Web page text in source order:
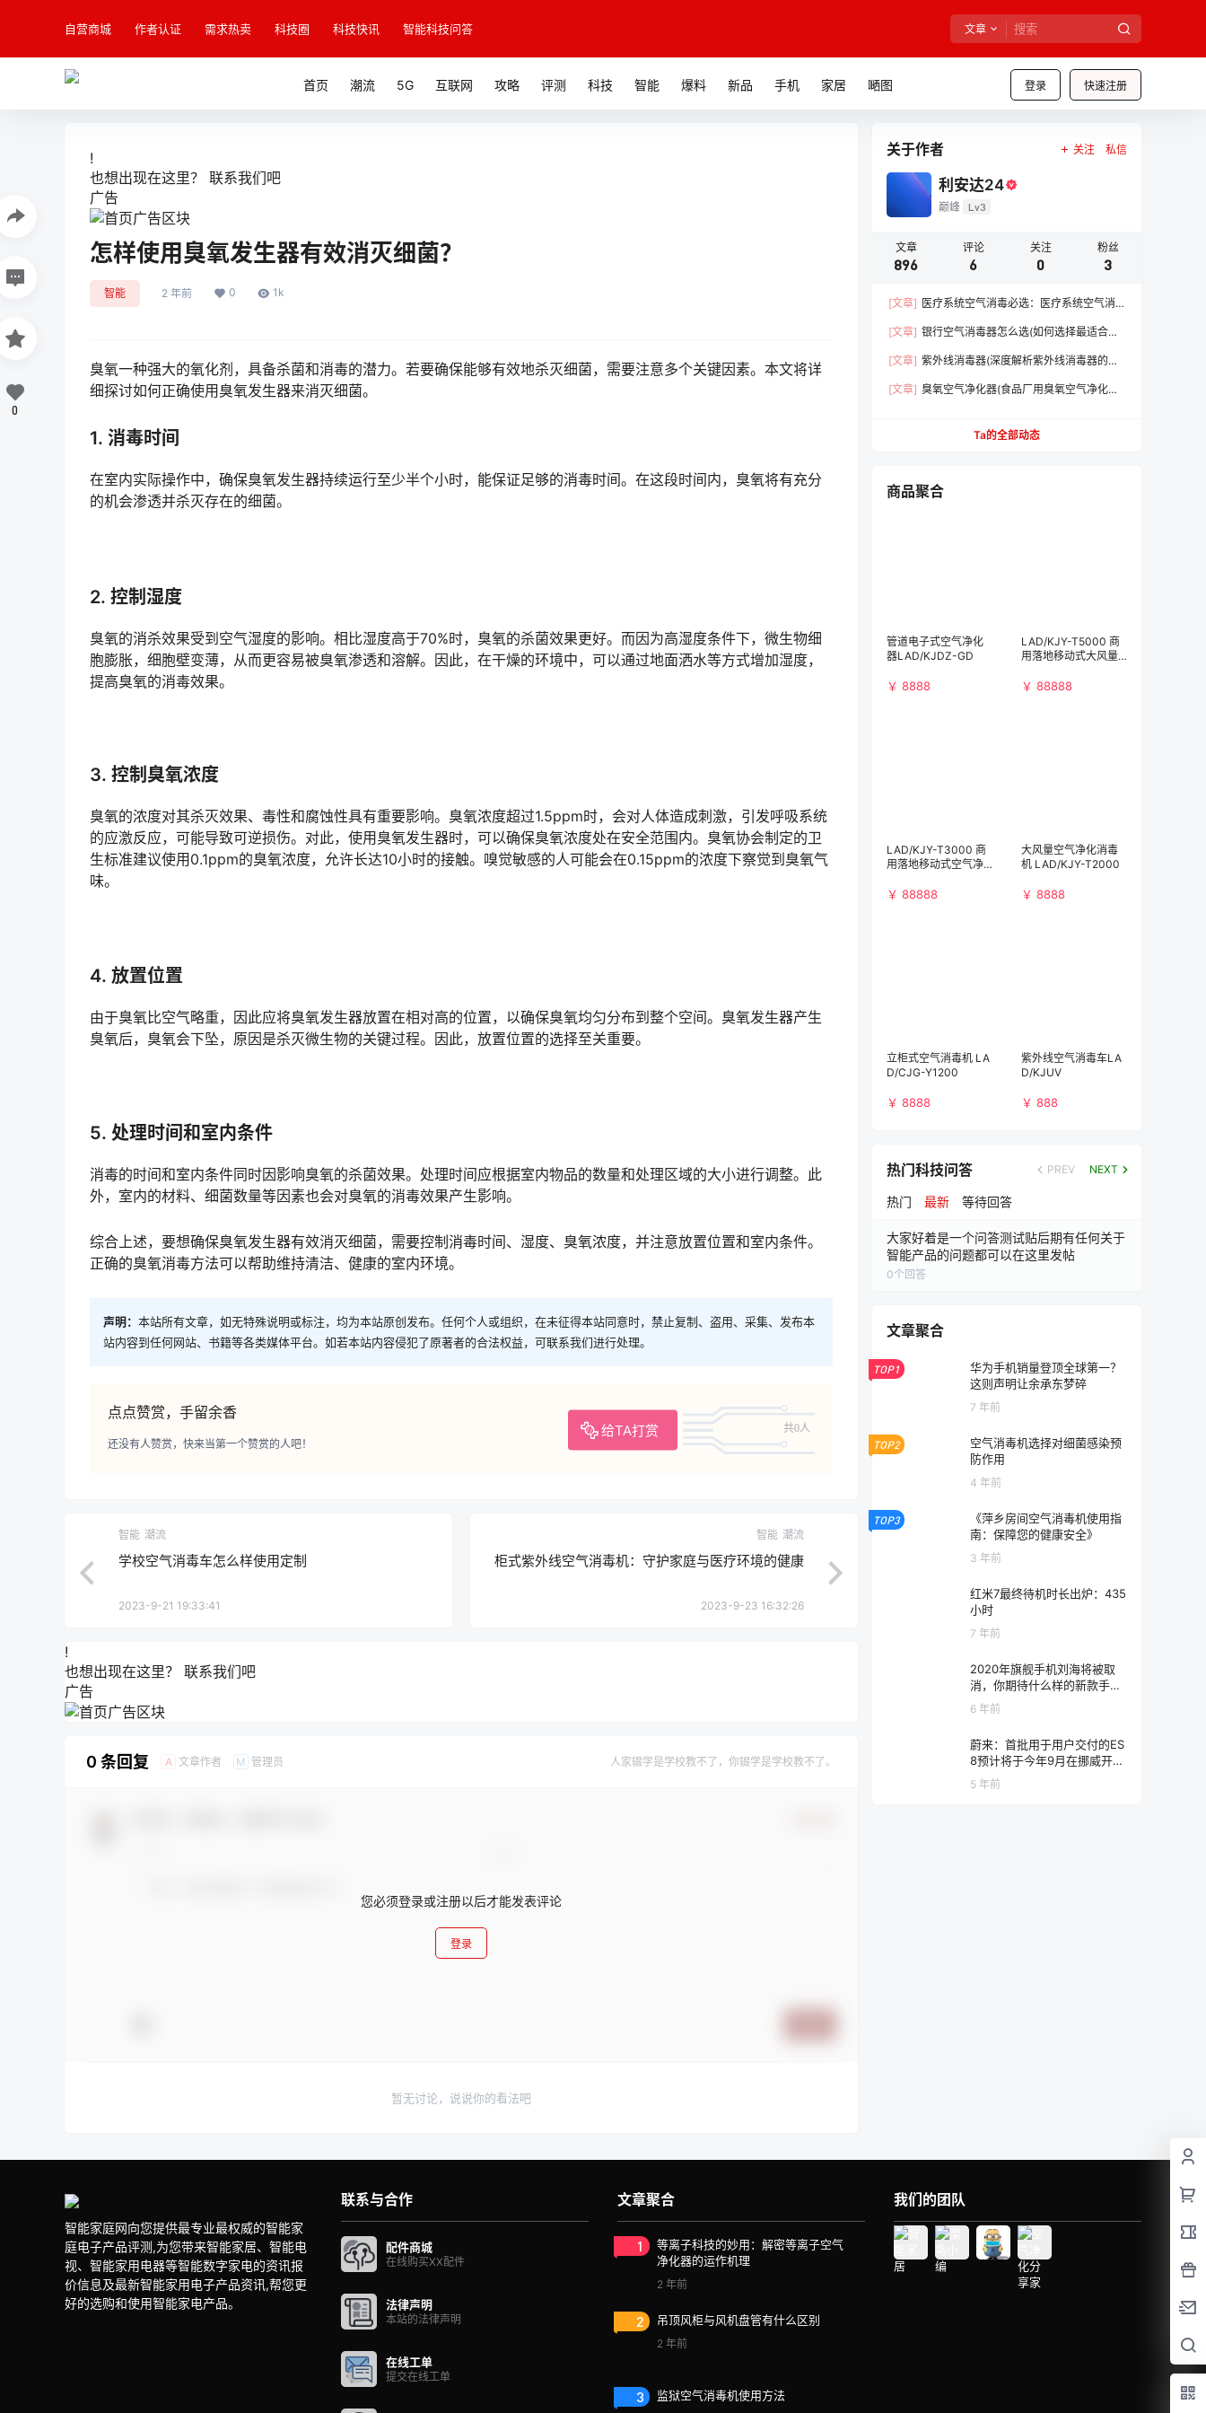
自营商城 作者认证 需求热卖 科技圈 科技快讯 智能科技问答 文章
登录 快速注册
首页 潮流 5G 互联网 攻略 评测 科技 智能 爆料 新品 手机 家居 嗮图
!
也想出现在这里？ 联系我们吧
广告
怎样使用臭氧发生器有效消灭细菌？
智能 2 年前 0 1k
臭氧一种强大的氧化剂，具备杀菌和消毒的潜力。若要确保能够有效地杀灭细菌，需要注意多个关键因素。本文将详
细探讨如何正确使用臭氧发生器来消灭细菌。
1. 消毒时间
在室内实际操作中，确保臭氧发生器持续运行至少半个小时，能保证足够的消毒时间。在这段时间内，臭氧将有充分
的机会渗透并杀灭存在的细菌。
2. 控制湿度
臭氧的消杀效果受到空气湿度的影响。相比湿度高于70%时，臭氧的杀菌效果更好。而因为高湿度条件下，微生物细
胞膨胀，细胞壁变薄，从而更容易被臭氧渗透和溶解。因此，在干燥的环境中，可以通过地面洒水等方式增加湿度，
提高臭氧的消毒效果。
3. 控制臭氧浓度
臭氧的浓度对其杀灭效果、毒性和腐蚀性具有重要影响。臭氧浓度超过1.5ppm时，会对人体造成刺激，引发呼吸系统
的应激反应，可能导致可逆损伤。对此，使用臭氧发生器时，可以确保臭氧浓度处在安全范围内。臭氧协会制定的卫
生标准建议使用0.1ppm的臭氧浓度，允许长达10小时的接触。嗅觉敏感的人可能会在0.15ppm的浓度下察觉到臭氧气
味。
4. 放置位置
由于臭氧比空气略重，因此应将臭氧发生器放置在相对高的位置，以确保臭氧均匀分布到整个空间。臭氧发生器产生
臭氧后，臭氧会下坠，原因是杀灭微生物的关键过程。因此，放置位置的选择至关重要。
5. 处理时间和室内条件
消毒的时间和室内条件同时因影响臭氧的杀菌效果。处理时间应根据室内物品的数量和处理区域的大小进行调整。此
外，室内的材料、细菌数量等因素也会对臭氧的消毒效果产生影响。
综合上述，要想确保臭氧发生器有效消灭细菌，需要控制消毒时间、湿度、臭氧浓度，并注意放置位置和室内条件。
正确的臭氧消毒方法可以帮助维持清洁、健康的室内环境。
声明： 本站所有文章，如无特殊说明或标注，均为本站原创发布。任何个人或组织，在未征得本站同意时，禁止复制、盗用、采集、发布本
站内容到任何网站、书籍等各类媒体平台。如若本站内容侵犯了原著者的合法权益，可联系我们进行处理。
点点赞赏，手留余香
给TA打赏 共0人
还没有人赞赏，快来当第一个赞赏的人吧！
0
智能 潮流
学校空气消毒车怎么样使用定制
2023-9-21 19:33:41
智能 潮流
柜式紫外线空气消毒机：守护家庭与医疗环境的健康
2023-9-23 16:32:26
!
也想出现在这里？ 联系我们吧
广告
0 条回复 A 文章作者 M 管理员 人家辍学是学校教不了，你辍学是学校教不了。
您必须登录或注册以后才能发表评论
登录
暂无讨论，说说你的看法吧
关于作者 关注 私信
利安达24
巅峰 Lv3
文章
896
评论
6
关注
0
粉丝
3
[文章] 医疗系统空气消毒必选：医疗系统空气消
[文章] 银行空气消毒器怎么选(如何选择最适合的
[文章] 紫外线消毒器(深度解析紫外线消毒器的优
[文章] 臭氧空气净化器(食品厂用臭氧空气净化器)
Ta的全部动态
商品聚合
管道电子式空气净化
器LAD/KJDZ-GD
￥ 8888
LAD/KJY-T5000 商
用落地移动式大风量
￥ 88888
LAD/KJY-T3000 商
用落地移动式空气净
h)）
￥ 88888
大风量空气净化消毒
机 LAD/KJY-T2000
￥ 8888
立柜式空气消毒机 LA
D/CJG-Y1200
￥ 8888
紫外线空气消毒车LA
D/KJUV
￥ 888
热门科技问答 PREV NEXT
热门 最新 等待回答
大家好着是一个问答测试贴后期有任何关于
智能产品的问题都可以在这里发帖
0个回答
文章聚合
TOP1
华为手机销量登顶全球第一？
这则声明让余承东梦碎
7 年前
TOP2
空气消毒机选择对细菌感染预
防作用
4 年前
TOP3
《萍乡房间空气消毒机使用指
南：保障您的健康安全》
3 年前
红米7最终待机时长出炉：435
小时
7 年前
2020年旗舰手机刘海将被取
消，你期待什么样的新款手
机？
6 年前
蔚来：首批用于用户交付的ES
8预计将于今年9月在挪威开放
预订和交付
5 年前
智能家庭网向您提供最专业最权威的智能家
庭电子产品评测,为您带来智能家居、智能电
视、智能家用电器等智能数字家电的资讯报
价信息及最新智能家用电子产品资讯,帮您更
好的选购和使用智能家电产品。
联系与合作
配件商城
在线购买XX配件
法律声明
本站的法律声明
在线工单
提交在线工单
文章聚合
1
等离子科技的妙用：解密等离子空气
净化器的运作机理
2 年前
2 吊顶风柜与风机盘管有什么区别
2 年前
3 监狱空气消毒机使用方法
我们的团队